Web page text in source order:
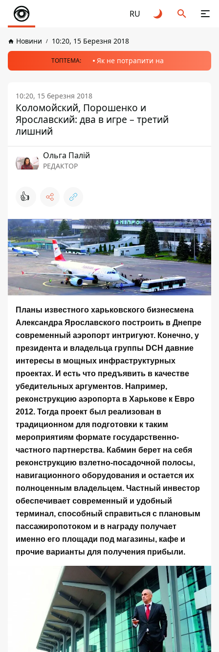
RU
Новини 10:20, 15 Березня 2018
ТОПТЕМА: Як не потрапити на
10:20, 15 березня 2018
Коломойский, Порошенко и
Ярославский: два в игре – третий
лишний
Ольга Палій
РЕДАКТОР
👍
Планы известного харьковского бизнесмена
Александра Ярославского построить в Днепре
современный аэропорт интригуют. Конечно, у
президента и владельца группы DCH давние
интересы в мощных инфраструктурных
проектах. И есть что предъявить в качестве
убедительных аргументов. Например,
реконструкцию аэропорта в Харькове к Евро
2012. Тогда проект был реализован в
традиционном для подготовки к таким
мероприятиям формате государственно-
частного партнерства. Кабмин берет на себя
реконструкцию взлетно-посадочной полосы,
навигационного оборудования и остается их
полноценным владельцем. Частный инвестор
обеспечивает современный и удобный
терминал, способный справиться с плановым
пассажиропотоком и в награду получает
именно его площади под магазины, кафе и
прочие варианты для получения прибыли.